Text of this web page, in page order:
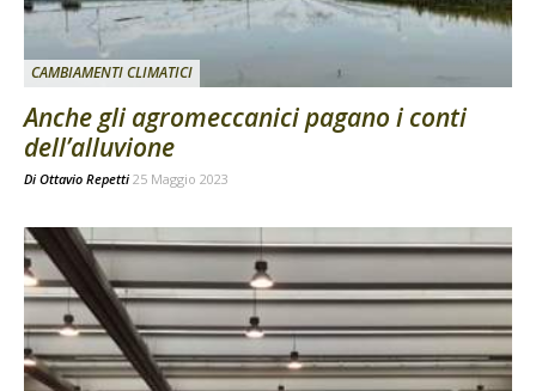
CAMBIAMENTI CLIMATICI
Anche gli agromeccanici pagano i conti
dell’alluvione
Di Ottavio Repetti 25 Maggio 2023